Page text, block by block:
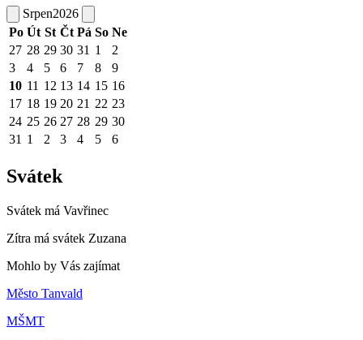
Srpen2026
Po Út St Čt Pá So Ne
27 28 29 30 31 1
2
3
4 5 6 7 8
9
10 11 12 13 14 15 16
17 18 19 20 21 22 23
24 25 26 27 28 29 30
31 1 2 3 4 5 6
Svátek
Svátek má Vavřinec
Zítra má svátek Zuzana
Mohlo by Vás zajímat
Město Tanvald
MŠMT